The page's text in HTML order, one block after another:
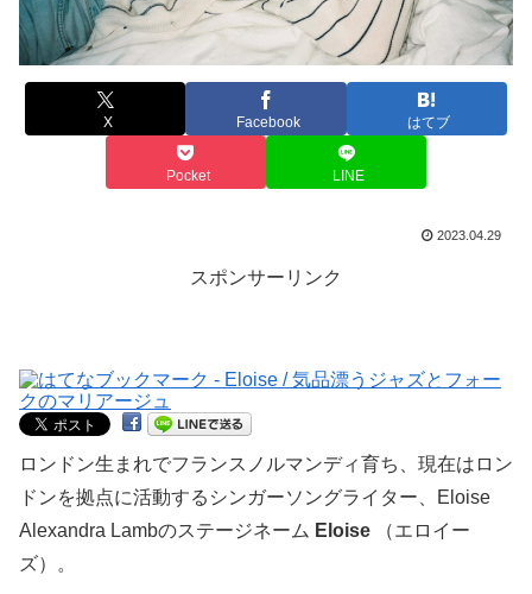
X Facebook はてブ
Pocket LINE
2023.04.29
スポンサーリンク
ロンドン生まれでフランスノルマンディ育ち、現在はロン
ドンを拠点に活動するシンガーソングライター、Eloise
Alexandra Lambのステージネーム Eloise （エロイー
ズ）。